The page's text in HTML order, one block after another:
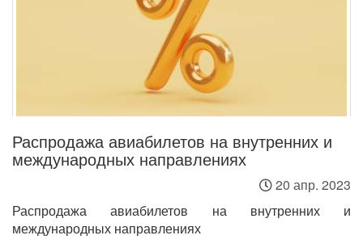
Распродажа авиабилетов на внутренних и
международных направлениях
20 апр. 2023
Распродажа авиабилетов на внутренних и
международных направлениях